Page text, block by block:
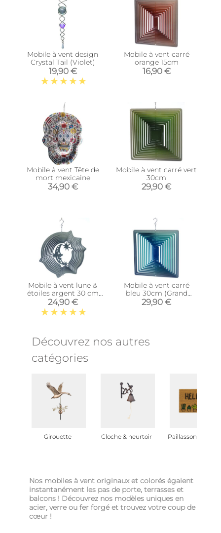
Mobile à vent design
Crystal Tail (Violet)
19,90 €
Mobile à vent carré
orange 15cm
16,90 €
Mobile à vent Tête de
mort mexicaine
34,90 €
Mobile à vent carré vert
30cm
29,90 €
Mobile à vent lune &
étoiles argent 30 cm
(Grand modèle)
24,90 €
Mobile à vent carré
bleu 30cm (Grand
modèle)
29,90 €
Découvrez nos autres
catégories
Girouette Cloche & heurtoir Paillasson de
Nos mobiles à vent originaux et colorés égaient
instantanément les pas de porte, terrasses et
balcons ! Découvrez nos modèles uniques en
acier, verre ou fer forgé et trouvez votre coup de
cœur !